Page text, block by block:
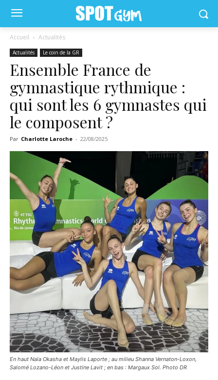
Accueil Actualités
Actualités Le coin de la GR
Ensemble France de
gymnastique rythmique :
qui sont les 6 gymnastes qui
le composent ?
Par Charlotte Laroche - 22/08/2025
En haut Naïa Okasha et Maylis Laporte ; au milieu Shanna Vernaton-Loxon,
Salomé Lozano-Léon et Justine Lavit ; en bas : Margaux Sol. Photo DR